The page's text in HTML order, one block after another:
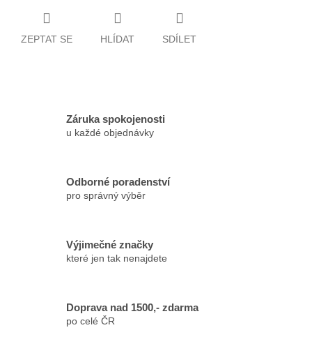
ZEPTAT SE HLÍDAT SDÍLET
Záruka spokojenosti
u každé objednávky
Odborné poradenství
pro správný výběr
Výjimečné značky
které jen tak nenajdete
Doprava nad 1500,- zdarma
po celé ČR